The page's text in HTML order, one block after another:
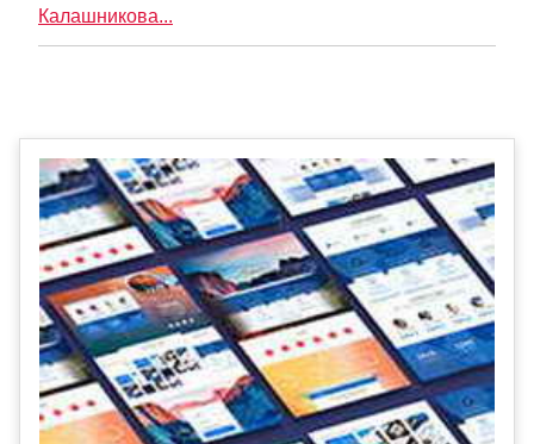
Калашникова...